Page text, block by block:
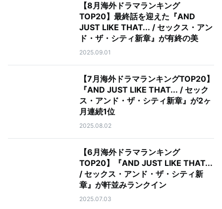
【8月海外ドラマランキング
TOP20】最終話を迎えた『AND
JUST LIKE THAT... / セックス・アン
ド・ザ・シティ新章』が有終の美
2025.09.01
【7月海外ドラマランキングTOP20】
『AND JUST LIKE THAT... / セック
ス・アンド・ザ・シティ新章』が2ヶ
月連続1位
2025.08.02
【6月海外ドラマランキング
TOP20】『AND JUST LIKE THAT...
/ セックス・アンド・ザ・シティ新
章』が軒並みランクイン
2025.07.03